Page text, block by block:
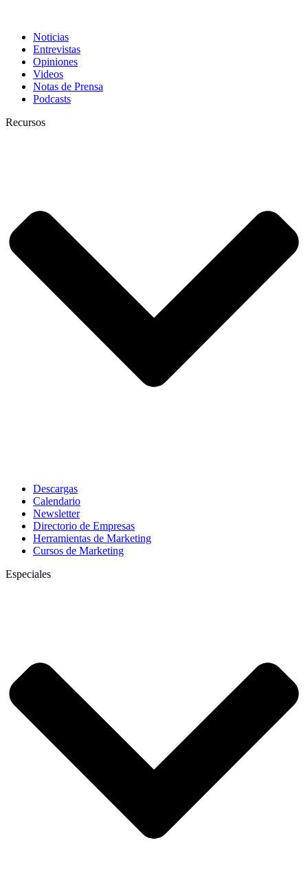
Noticias
Entrevistas
Opiniones
Videos
Notas de Prensa
Podcasts
Recursos
Descargas
Calendario
Newsletter
Directorio de Empresas
Herramientas de Marketing
Cursos de Marketing
Especiales